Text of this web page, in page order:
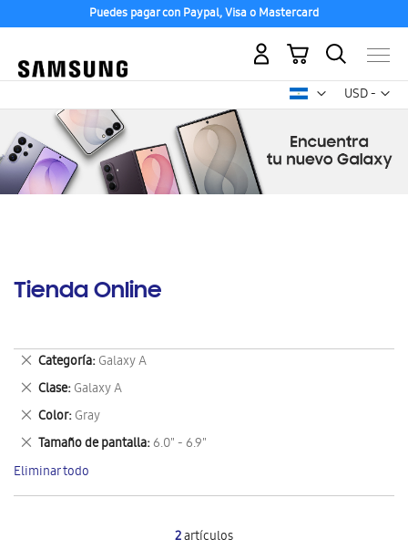
Puedes pagar con Paypal, Visa o Mastercard
USD -
dólar
Mi carrito
Tienda Online
2artículos
Categoría Galaxy A
Eliminar
este
artículo
Clase Galaxy A
Eliminar
este
artículo
Color Gray
Eliminar
este
artículo
Tamaño de pantalla 6.0" - 6.9"
Eliminar
este
artículo
Eliminar todo